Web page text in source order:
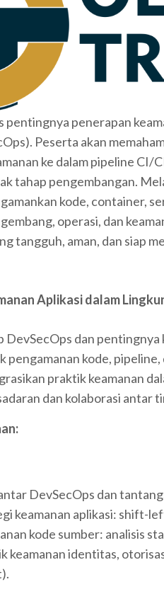
pentingnya penerapan
Peserta akan
ke dalam pipeline CI/
tahap pengembangan.
kode, container,
operasi, dan
tangguh, aman, dan siap
Aplikasi dalam
DevSecOps dan
pengamanan kode,
praktik keamanan
dan kolaborasi antar
DevSecOps dan
keamanan aplikasi: shift-
kode sumber: analisis
keamanan identitas,